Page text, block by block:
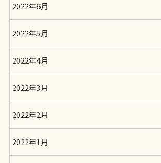
2022年6月
2022年5月
2022年4月
2022年3月
2022年2月
2022年1月